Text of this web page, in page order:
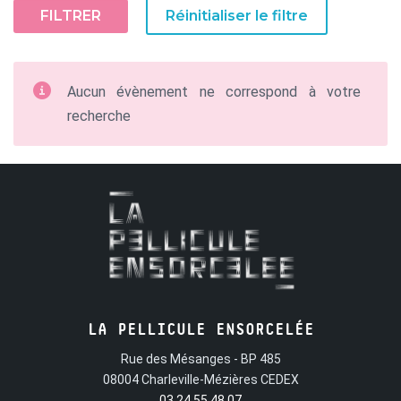
FILTRER Réinitialiser le filtre
Aucun évènement ne correspond à votre
recherche
LA PELLICULE ENSORCELÉE
Rue des Mésanges - BP 485
08004 Charleville-Mézières CEDEX